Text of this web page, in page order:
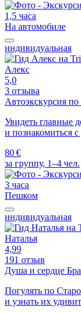
1,5 часа
На автомобиле
индивидуальная
Алекс
5,0
3 отзыва
Автоэкскурсия по
Увидеть главные
и познакомиться
80 €
за группу, 1–4 чел.
3 часа
Пешком
индивидуальная
Наталья
4,99
191 отзыв
Душа и сердце
Погулять по
и узнать их